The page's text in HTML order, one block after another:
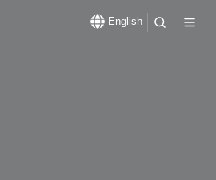
English